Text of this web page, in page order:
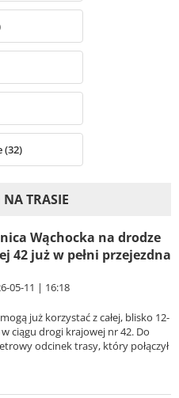
(32)
TRASIE
Wąchocka na drodze
42 już w pełni przejezdna
05-11 | 16:18
już korzystać z całej, blisko 12-
ciągu drogi krajowej nr 42. Do
odcinek trasy, który połączył